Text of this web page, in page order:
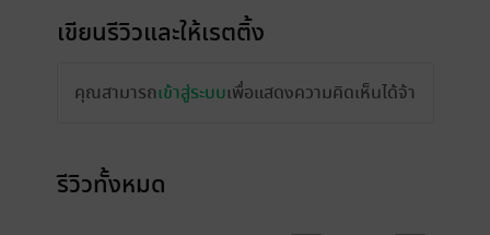
เขียนรีวิวและให้เรตติ้ง
คุณสามารถเข้าสู่ระบบเพื่อแสดงความคิดเห็นได้จ้า
รีวิวทั้งหมด